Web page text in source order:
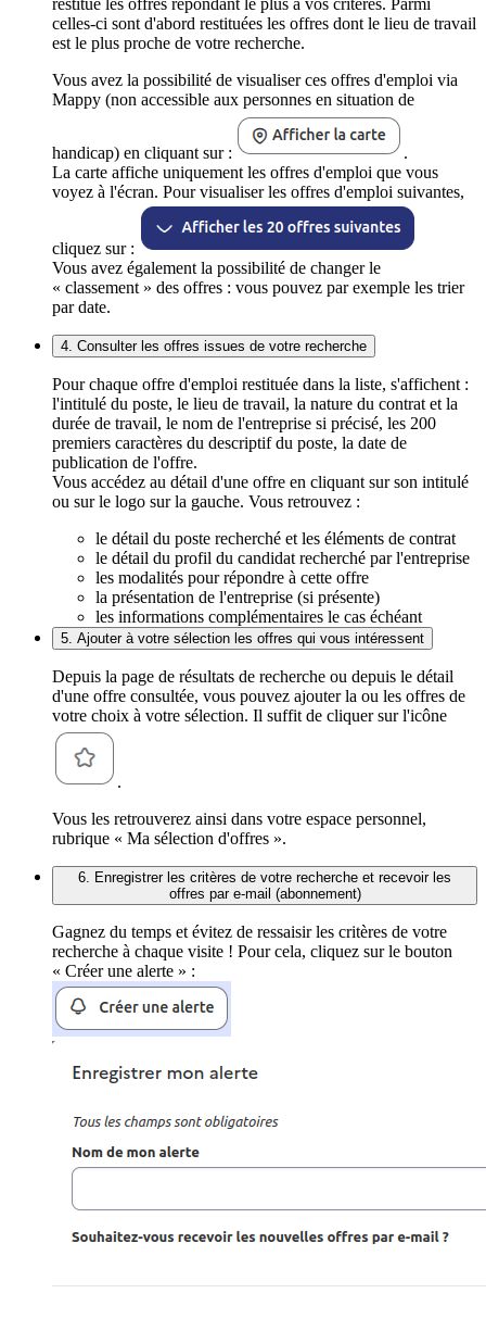
celles-ci sont d'abord restituées les offres dont le lieu de travail
est le plus proche de votre recherche.
Vous avez la possibilité de visualiser ces offres d'emploi via
Mappy (non accessible aux personnes en situation de
handicap) en cliquant sur :
.
La carte affiche uniquement les offres d'emploi que vous
voyez à l'écran. Pour visualiser les offres d'emploi suivantes,
cliquez sur :
Vous avez également la possibilité de changer le
« classement » des offres : vous pouvez par exemple les trier
par date.
4. Consulter les offres issues de votre recherche
Pour chaque offre d'emploi restituée dans la liste, s'affichent :
l'intitulé du poste, le lieu de travail, la nature du contrat et la
durée de travail, le nom de l'entreprise si précisé, les 200
premiers caractères du descriptif du poste, la date de
publication de l'offre.
Vous accédez au détail d'une offre en cliquant sur son intitulé
ou sur le logo sur la gauche. Vous retrouvez :
le détail du poste recherché et les éléments de contrat
le détail du profil du candidat recherché par l'entreprise
les modalités pour répondre à cette offre
la présentation de l'entreprise (si présente)
les informations complémentaires le cas échéant
5. Ajouter à votre sélection les offres qui vous intéressent
Depuis la page de résultats de recherche ou depuis le détail
d'une offre consultée, vous pouvez ajouter la ou les offres de
votre choix à votre sélection. Il suffit de cliquer sur l'icône
.
Vous les retrouverez ainsi dans votre espace personnel,
rubrique « Ma sélection d'offres ».
6. Enregistrer les critères de votre recherche et recevoir les
offres par e-mail (abonnement)
Gagnez du temps et évitez de ressaisir les critères de votre
recherche à chaque visite ! Pour cela, cliquez sur le bouton
« Créer une alerte » :